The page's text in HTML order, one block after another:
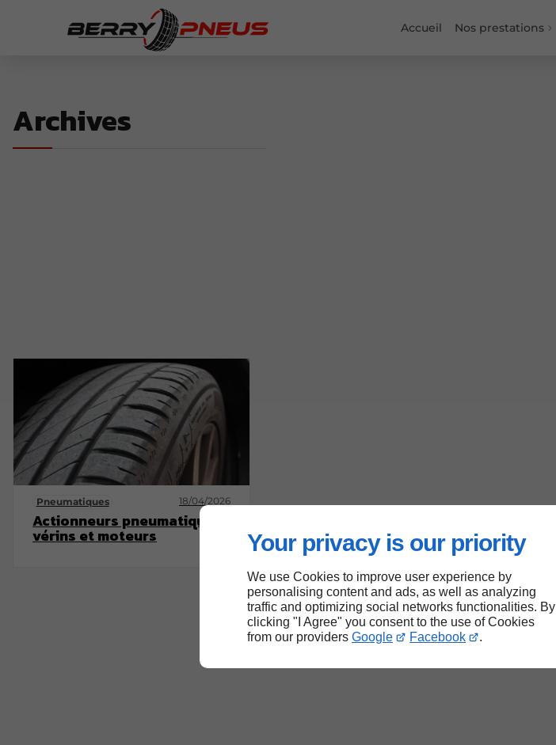
Your privacy is our priority
We use Cookies to improve user experience by
personalising content and ads, as well as analyzing
traffic and optimizing social networks functionalities. By
clicking "I Agree" you consent to the use of Cookies
from our providers Google Facebook .
Accueil Nos prestations
Archives
Pneumatiques 18/04/2026
Actionneurs pneumatiques :
vérins et moteurs